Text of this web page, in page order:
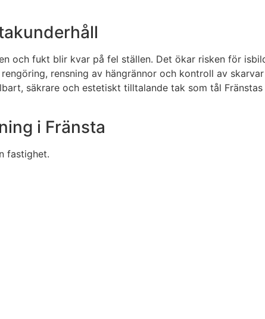
och fukt blir kvar på fel ställen. Det ökar risken för
rensning av hängrännor och kontroll av
säkrare och estetiskt tilltalande tak som tål
i Fränsta
fastighet.